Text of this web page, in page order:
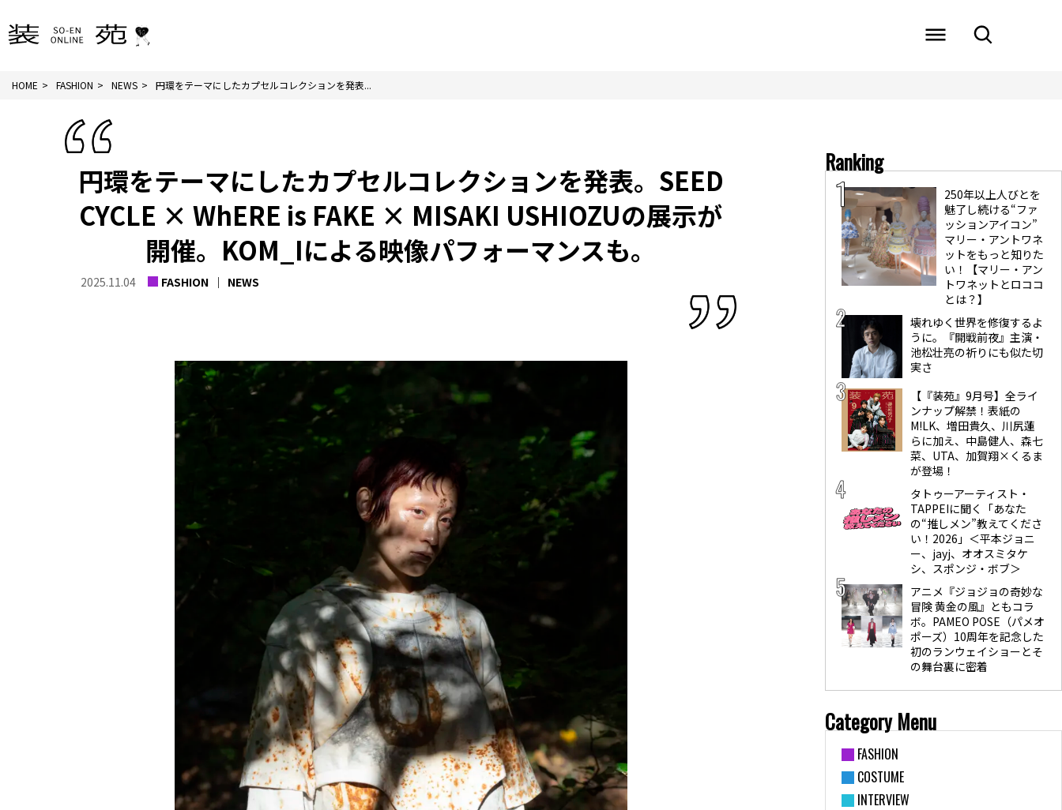
HOME FASHION NEWS 円環をテーマにしたカプセルコレクションを発表...
円環をテーマにしたカプセルコレクションを発表。SEED
CYCLE × WhERE is FAKE × MISAKI USHIOZUの展示が
開催。KOM_Iによる映像パフォーマンスも。
2025.11.04 FASHION NEWS
Ranking
250年以上人びとを
魅了し続ける“ファ
ッションアイコン”
マリー・アントワネ
ットをもっと知りた
い！【マリー・アン
トワネットとロココ
とは？】
壊れゆく世界を修復するよ
うに。『開戦前夜』主演・
池松壮亮の祈りにも似た切
実さ
【『装苑』9月号】全ライ
ンナップ解禁！表紙の
M!LK、増田貴久、川尻蓮
らに加え、中島健人、森七
菜、UTA、加賀翔×くるま
が登場！
タトゥーアーティスト・
TAPPEIに聞く「あなた
の“推しメン”教えてくださ
い！2026」＜平本ジョニ
ー、jayj、オオスミタケ
シ、スポンジ・ボブ＞
アニメ『ジョジョの奇妙な
冒険 黄金の風』ともコラ
ボ。PAMEO POSE（パメオ
ポーズ）10周年を記念した
初のランウェイショーとそ
の舞台裏に密着
Category Menu
FASHION
COSTUME
INTERVIEW